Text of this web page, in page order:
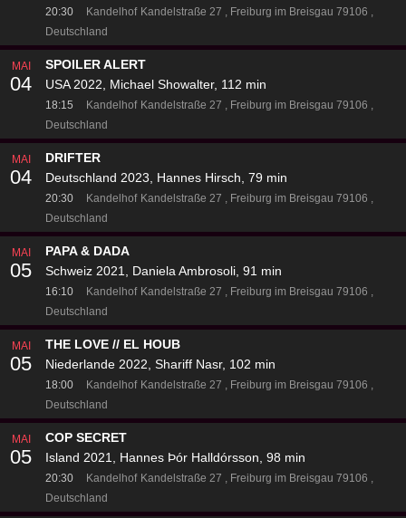
20:30 Kandelhof Kandelstraße 27
Freiburg im Breisgau 79106
Deutschland
MAI
04
SPOILER ALERT
USA 2022, Michael Showalter, 112 min
18:15 Kandelhof Kandelstraße 27
Freiburg im Breisgau 79106
Deutschland
MAI
04
DRIFTER
Deutschland 2023, Hannes Hirsch, 79 min
20:30 Kandelhof Kandelstraße 27
Freiburg im Breisgau 79106
Deutschland
MAI
05
PAPA & DADA
Schweiz 2021, Daniela Ambrosoli, 91 min
16:10 Kandelhof Kandelstraße 27
Freiburg im Breisgau 79106
Deutschland
MAI
05
THE LOVE // EL HOUB
Niederlande 2022, Shariff Nasr, 102 min
18:00 Kandelhof Kandelstraße 27
Freiburg im Breisgau 79106
Deutschland
MAI
05
COP SECRET
Island 2021, Hannes Þór Halldórsson, 98 min
20:30 Kandelhof Kandelstraße 27
Freiburg im Breisgau 79106
Deutschland